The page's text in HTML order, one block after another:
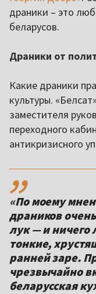
драники – это
беларусов.
Драники от
Какие драники
культуры.
заместителя
переходного
антикризисного
,,
«По моему
драников
лук — и ничего
тонкие,
ранней заре.
чрезвычайно
беларусская